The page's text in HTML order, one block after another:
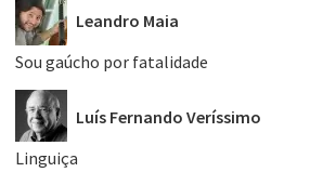
Leandro Maia
Sou gaúcho por fatalidade
Luís Fernando Veríssimo
Linguiça